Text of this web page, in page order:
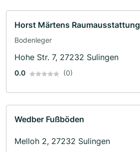
Horst Märtens Raumausstattung
Bodenleger
Hohe Str. 7, 27232 Sulingen
0.0 (0)
Wedber Fußböden
Melloh 2, 27232 Sulingen